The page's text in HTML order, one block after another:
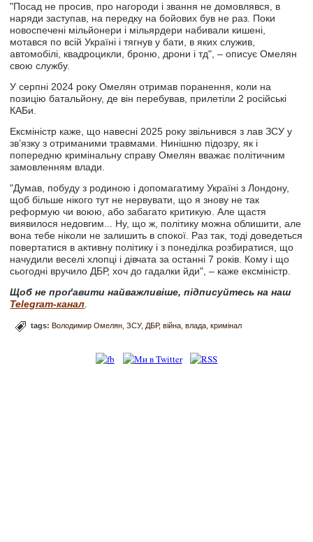
"Посад не просив, про нагороди і звання не домовлявся, в
наряди заступав, на передку на бойових був не раз. Поки
новоспечені мільйонери і мільярдери набивали кишені,
мотався по всій Україні і тягнув у бати, в яких служив,
автомобілі, квадроцикли, броню, дрони і тд", – описує Омелян
свою службу.
У серпні 2024 року Омелян отримав поранення, коли на
позицію батальйону, де він перебував, прилетіли 2 російські
КАБи.
Ексміністр каже, що навесні 2025 року звільнився з лав ЗСУ у
звʼязку з отриманими травмами. Нинішню підозру, як і
попередню кримінальну справу Омелян вважає політичним
замовленням влади.
"Думав, побуду з родиною і допомагатиму Україні з Лондону,
щоб більше нікого тут не нервувати, що я знову не так
реформую чи воюю, або забагато критикую. Але щастя
виявилося недовгим... Ну, що ж, політику можна облишити, але
вона тебе ніколи не залишить в спокої. Раз так, тоді доведеться
повертатися в активну політику і з понеділка розбиратися, що
начудили веселі хлопці і дівчата за останні 7 років. Кому і що
сьогодні вручило ДБР, хоч до гадалки йди", – каже ексміністр.
Щоб не проґавити найважливіше, підписуйтесь на наш
Telegram-канал.
tags: Володимир Омелян ЗСУ ДБР війна влада кримінал